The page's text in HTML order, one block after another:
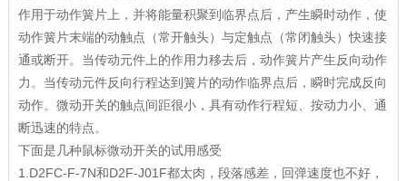
作用于动作簧片上，并将能量积聚到临界点后，产生瞬时动作，使
动作簧片末端的动触点（常开触头）与定触点（常闭触头）快速接
通或断开。当传动元件上的作用力移去后，动作簧片产生反向动作
力。当传动元件反向行程达到簧片的动作临界点后，瞬时完成反向
动作。微动开关的触点间距很小，具有动作行程短、按动力小、通
断迅速的特点。
下面是几种鼠标微动开关的试用感受
1.D2FC-F-7N和D2F-J01F都太肉，段落感差，回弹速度也不好，